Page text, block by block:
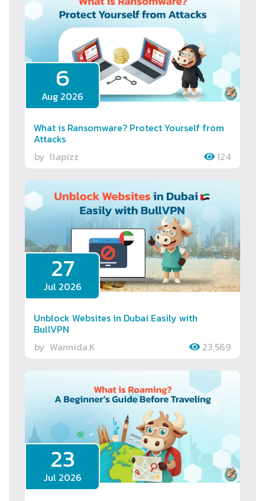
6
Aug 2026
What is Ransomware? Protect Yourself from
Attacks
by llapizz 124
27
Jul 2026
Unblock Websites in Dubai Easily with
BullVPN
by Wannida.K 23,569
23
Jul 2026